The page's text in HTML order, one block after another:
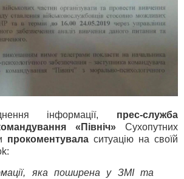
інформації, прес-служба
«Північ» Сухопутних
прокоментувала ситуацію на своїй
яка поширена у ЗМІ та